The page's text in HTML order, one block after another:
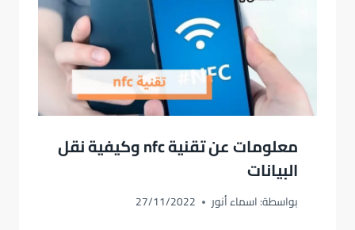
معلومات عن تقنية nfc وكيفية نقل
البيانات
بواسطة:اسماء أنور 27/11/2022